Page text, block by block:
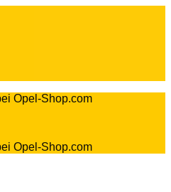
Opel-Shop.com
Opel-Shop.com